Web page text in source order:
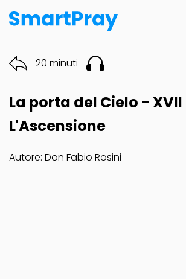
Chi siamo
Contatti
Donazione
Note Legali
20 minuti
La porta del Cielo -
L'Ascensione
Autore: Don Fabio Rosini